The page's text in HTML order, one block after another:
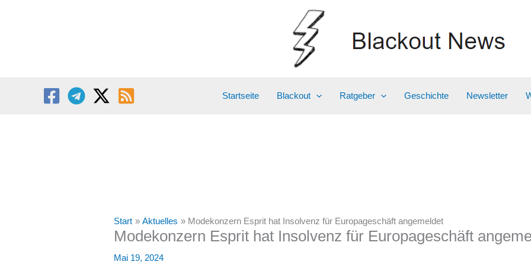
Startseite Blackout Ratgeber Geschichte Newsletter
Start Aktuelles Modekonzern Esprit hat Insolvenz für Europageschäft angemeldet
Modekonzern Esprit hat Insolvenz für Europageschäft
Mai 19, 2024